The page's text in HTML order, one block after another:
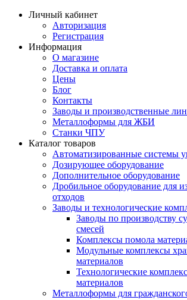
Личный кабинет
Авторизация
Регистрация
Информация
О магазине
Доставка и оплата
Цены
Блог
Контакты
Заводы и производственные
Металлоформы для ЖБИ
Станки ЧПУ
Каталог товаров
Автоматизированные системы
Дозирующее оборудование
Дополнительное оборудование
Дробильное оборудование для
отходов
Заводы и технологические
Заводы по производству
смесей
Комплексы помола
Модульные комплексы
материалов
Технологические
материалов
Металлоформы для